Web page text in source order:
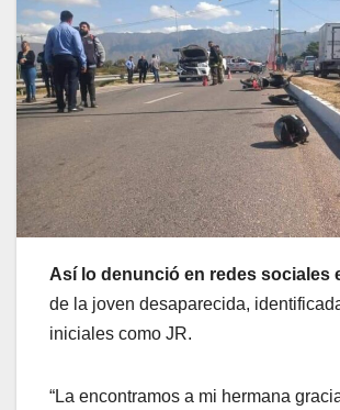
Así lo denunció en redes sociales
de la joven desaparecida,
iniciales como JR.
“La encontramos a mi hermana